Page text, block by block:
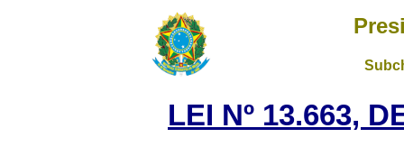
LEI Nº 13.663,